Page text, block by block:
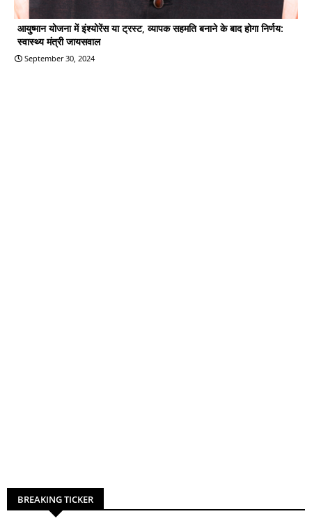
आयुष्मान योजना में इंश्योरेंस या ट्रस्ट, व्यापक सहमति बनाने के बाद होगा निर्णय:
स्वास्थ्य मंत्री जायसवाल
September 30, 2024
BREAKING TICKER